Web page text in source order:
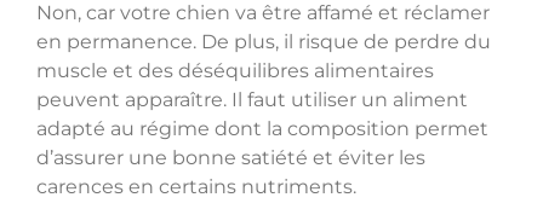
Non, car votre chien va être affamé et réclamer
en permanence. De plus, il risque de perdre du
muscle et des déséquilibres alimentaires
peuvent apparaître. Il faut utiliser un aliment
adapté au régime dont la composition permet
d’assurer une bonne satiété et éviter les
carences en certains nutriments.